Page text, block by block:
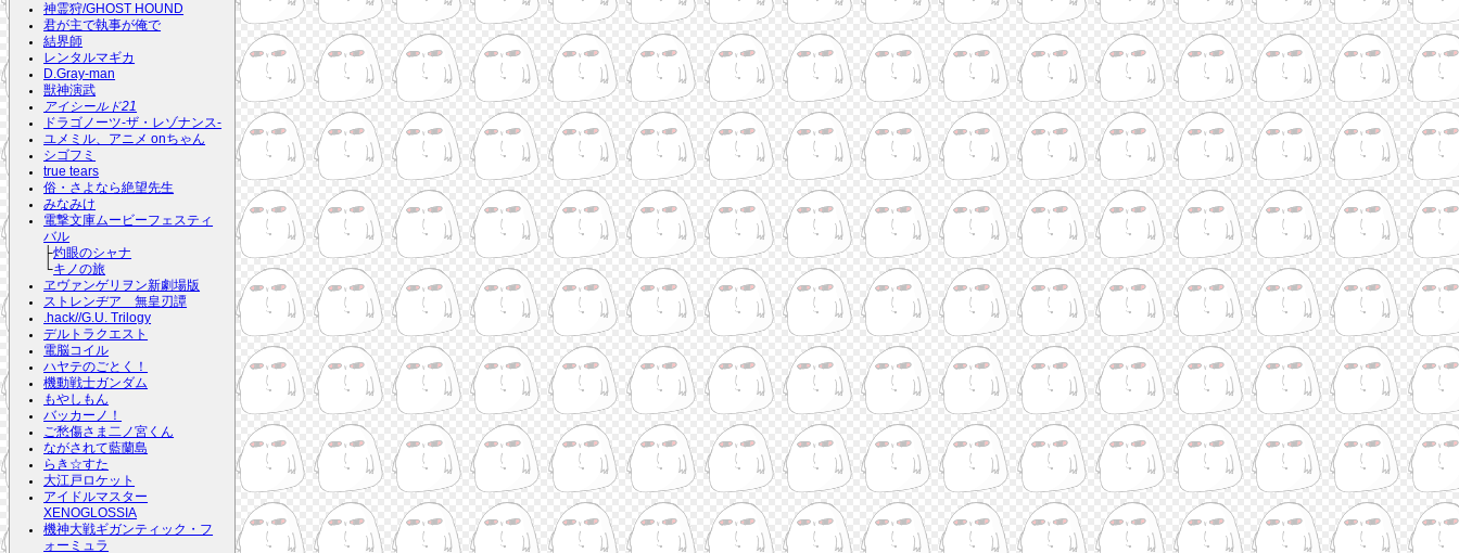
神霊狩/GHOST HOUND
君が主で執事が俺で
結界師
レンタルマギカ
D.Gray-man
獣神演武
アイシールド21
ドラゴノーツ-ザ・レゾナンス-
ユメミル、アニメ onちゃん
シゴフミ
true tears
俗・さよなら絶望先生
みなみけ
電撃文庫ムービーフェスティ
バル
├灼眼のシャナ
└キノの旅
ヱヴァンゲリヲン新劇場版
ストレンヂア 無皇刃譚
.hack//G.U. Trilogy
デルトラクエスト
電脳コイル
ハヤテのごとく！
機動戦士ガンダム
もやしもん
バッカーノ！
ご愁傷さま二ノ宮くん
ながされて藍蘭島
らき☆すた
大江戸ロケット
アイドルマスター
XENOGLOSSIA
機神大戦ギガンティック・フ
ォーミュラ